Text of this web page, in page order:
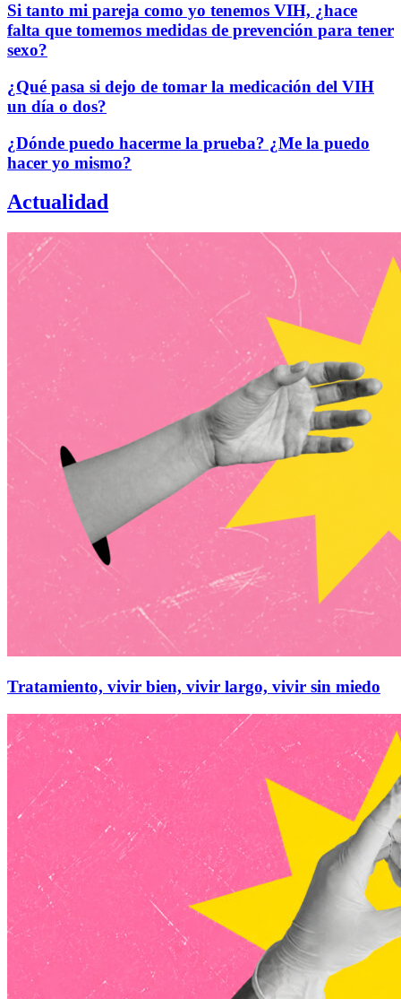
Si tanto mi pareja como yo tenemos VIH, ¿hace
falta que tomemos medidas de prevención para tener
sexo?
¿Qué pasa si dejo de tomar la medicación del VIH
un día o dos?
¿Dónde puedo hacerme la prueba? ¿Me la puedo
hacer yo mismo?
Actualidad
Tratamiento, vivir bien, vivir largo, vivir sin miedo